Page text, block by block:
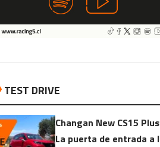
TEST DRIVE
Changan New CS15
La puerta de entrada a